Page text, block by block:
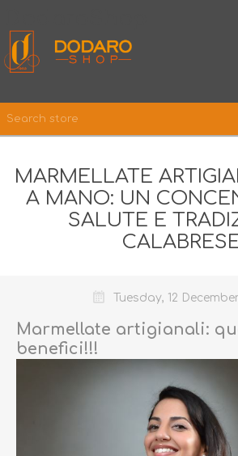
LOG IN
WISHLIST
MARMELLATE
A MANO: UN
SALUTE E
Tuesday, 12
Marmellate artigianali:
benefici!!!